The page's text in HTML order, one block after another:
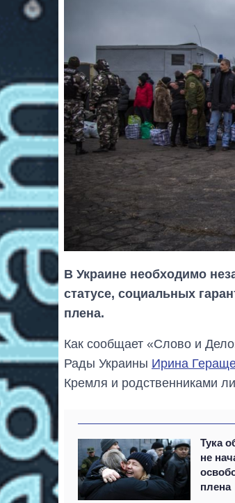
В Украине необходимо
статусе, социальных
плена.
Как сообщает «Слово и
Рады Украины Ирина
Кремля и родственниками
Тука
не
плена